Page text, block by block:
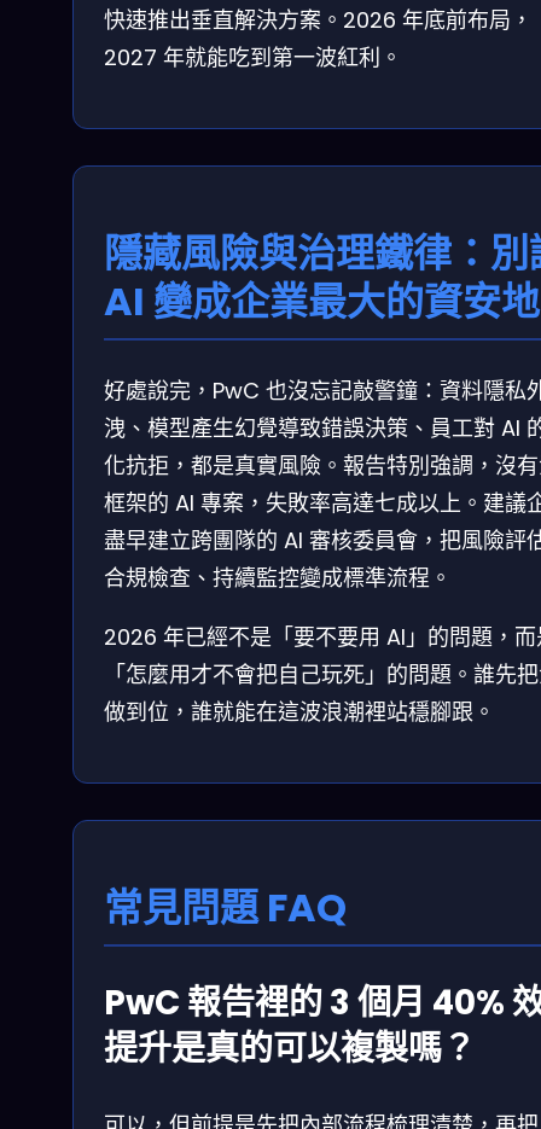
快速推出垂直解決方案。2026 年底前布局，
2027 年就能吃到第一波紅利。
隱藏風險與治理鐵律：別
AI 變成企業最大的資安
好處說完，PwC 也沒忘記敲警鐘：資料隱私
洩、模型產生幻覺導致錯誤決策、員工對 AI
化抗拒，都是真實風險。報告特別強調，沒
框架的 AI 專案，失敗率高達七成以上。建議
盡早建立跨團隊的 AI 審核委員會，把風險評
合規檢查、持續監控變成標準流程。
2026 年已經不是「要不要用 AI」的問題，
「怎麼用才不會把自己玩死」的問題。誰先
做到位，誰就能在這波浪潮裡站穩腳跟。
常見問題 FAQ
PwC 報告裡的 3 個月 40%
提升是真的可以複製嗎？